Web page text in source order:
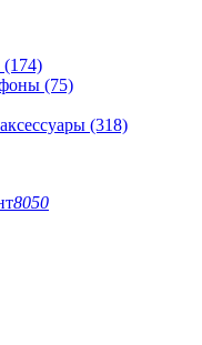
(174)
(75)
(318)
8050